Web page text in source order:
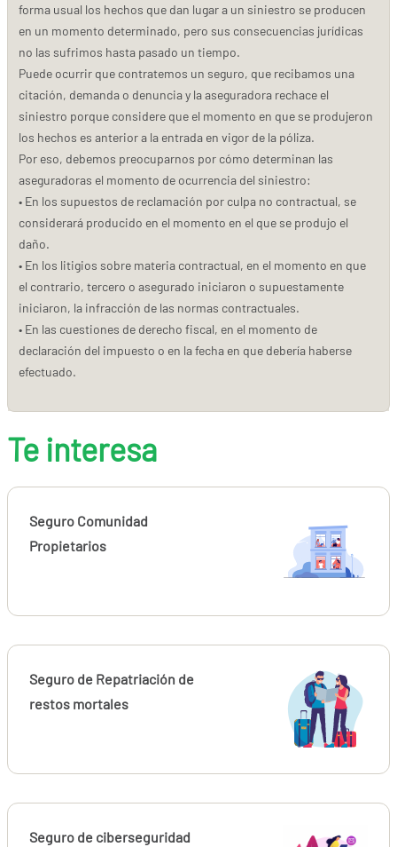
forma usual los hechos que dan lugar a un siniestro se producen
en un momento determinado, pero sus consecuencias jurídicas
no las sufrimos hasta pasado un tiempo.
Puede ocurrir que contratemos un seguro, que recibamos una
citación, demanda o denuncia y la aseguradora rechace el
siniestro porque considere que el momento en que se produjeron
los hechos es anterior a la entrada en vigor de la póliza.
Por eso, debemos preocuparnos por cómo determinan las
aseguradoras el momento de ocurrencia del siniestro:
• En los supuestos de reclamación por culpa no contractual, se
considerará producido en el momento en el que se produjo el
daño.
• En los litigios sobre materia contractual, en el momento en que
el contrario, tercero o asegurado iniciaron o supuestamente
iniciaron, la infracción de las normas contractuales.
• En las cuestiones de derecho fiscal, en el momento de
declaración del impuesto o en la fecha en que debería haberse
efectuado.
Te interesa
Seguro Comunidad
Propietarios
Seguro de Repatriación de
restos mortales
Seguro de ciberseguridad